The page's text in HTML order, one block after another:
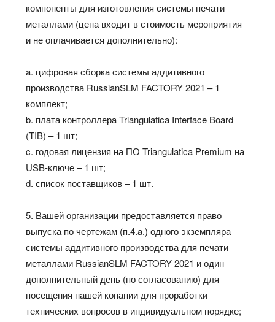
компоненты для изготовления системы печати
металлами (цена входит в стоимость мероприятия
и не оплачивается дополнительно):
a. цифровая сборка системы аддитивного
производства RussianSLM FACTORY 2021 – 1
комплект;
b. плата контроллера Triangulatica Interface Board
(TIB) – 1 шт;
c. годовая лицензия на ПО Triangulatica Premium на
USB-ключе – 1 шт;
d. список поставщиков – 1 шт.
5. Вашей организации предоставляется право
выпуска по чертежам (п.4.a.) одного экземпляра
системы аддитивного производства для печати
металлами RussianSLM FACTORY 2021 и один
дополнительный день (по согласованию) для
посещения нашей копании для проработки
технических вопросов в индивидуальном порядке;